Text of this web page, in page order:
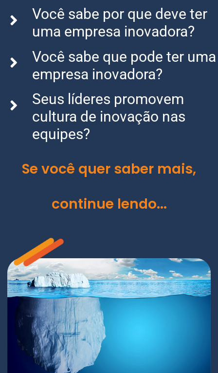
Você sabe por que deve ter
uma empresa inovadora?
Você sabe que pode ter uma
empresa inovadora?
Seus líderes promovem
cultura de inovação nas
equipes?
Se você quer saber mais,
continue lendo...